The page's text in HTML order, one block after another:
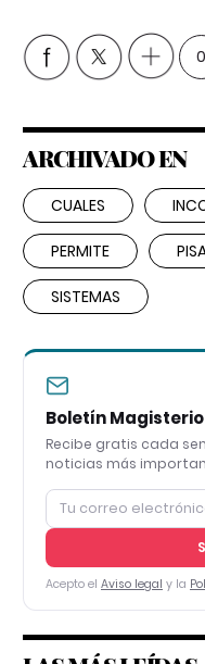
0
ARCHIVADO EN
CUALES
PERMITE
SISTEMAS
Boletín Magisterio
Recibe gratis cada
noticias más
Acepto el Aviso legal y la